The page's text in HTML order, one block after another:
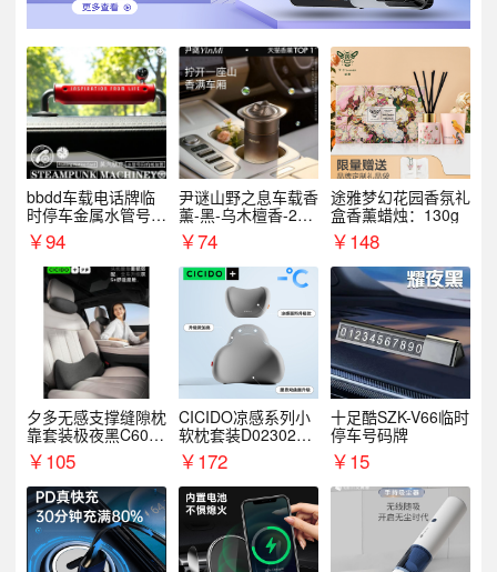
bbdd车载电话牌临
时停车金属水管号码
牌可隐藏创意趣味
￥94
尹谜山野之息车载香
薰-黑-乌木檀香-200
g￥74
途雅梦幻花园香氛礼
盒香薰蜡烛：130g
￥148
夕多无感支撑缝隙枕
靠套装极夜黑C6003
+C6004
￥105
CICIDO凉感系列小
软枕套装D023021+
D033031
￥172
十足酷SZK-V66临时
停车号码牌
￥15